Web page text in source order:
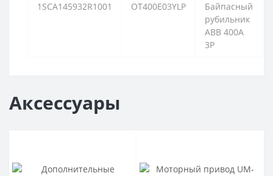
1SCA145932R1001 OT400E03YLP
Байпасный
рубильник
ABB 400A
3P
Аксессуары